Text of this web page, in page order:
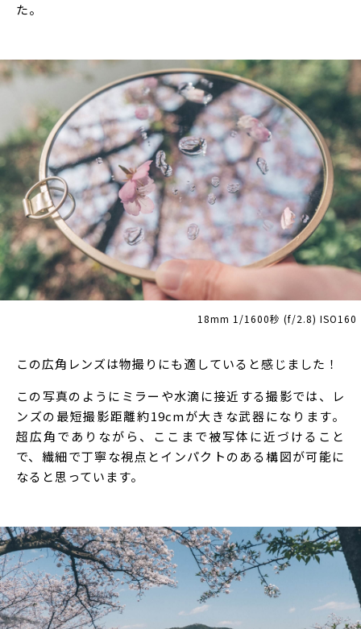
た。
18mm 1/1600秒 (f/2.8) ISO160
この広角レンズは物撮りにも適していると感じました！
この写真のようにミラーや水滴に接近する撮影では、レ
ンズの最短撮影距離約19cmが大きな武器になります。
超広角でありながら、ここまで被写体に近づけること
で、繊細で丁寧な視点とインパクトのある構図が可能に
なると思っています。